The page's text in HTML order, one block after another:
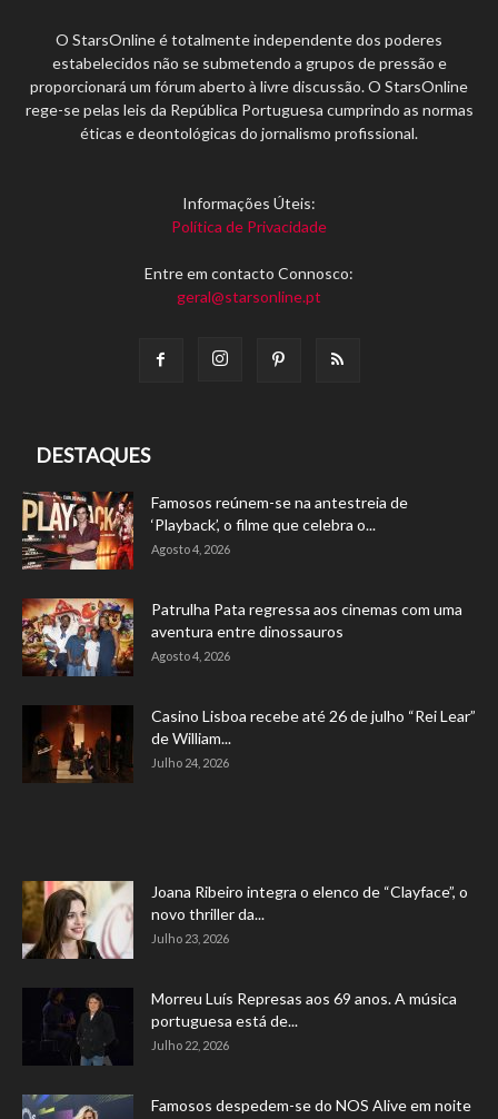
O StarsOnline é totalmente independente dos poderes
estabelecidos não se submetendo a grupos de pressão e
proporcionará um fórum aberto à livre discussão. O StarsOnline
rege-se pelas leis da República Portuguesa cumprindo as normas
éticas e deontológicas do jornalismo profissional.
Informações Úteis:
Política de Privacidade
Entre em contacto Connosco:
geral@starsonline.pt
DESTAQUES
Famosos reúnem-se na antestreia de
‘Playback’, o filme que celebra o...
Agosto 4, 2026
Patrulha Pata regressa aos cinemas com uma
aventura entre dinossauros
Agosto 4, 2026
Casino Lisboa recebe até 26 de julho “Rei Lear”
de William...
Julho 24, 2026
Joana Ribeiro integra o elenco de “Clayface”, o
novo thriller da...
Julho 23, 2026
Morreu Luís Represas aos 69 anos. A música
portuguesa está de...
Julho 22, 2026
Famosos despedem-se do NOS Alive em noite